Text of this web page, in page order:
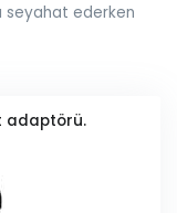
seyahat ederken
adaptörü.